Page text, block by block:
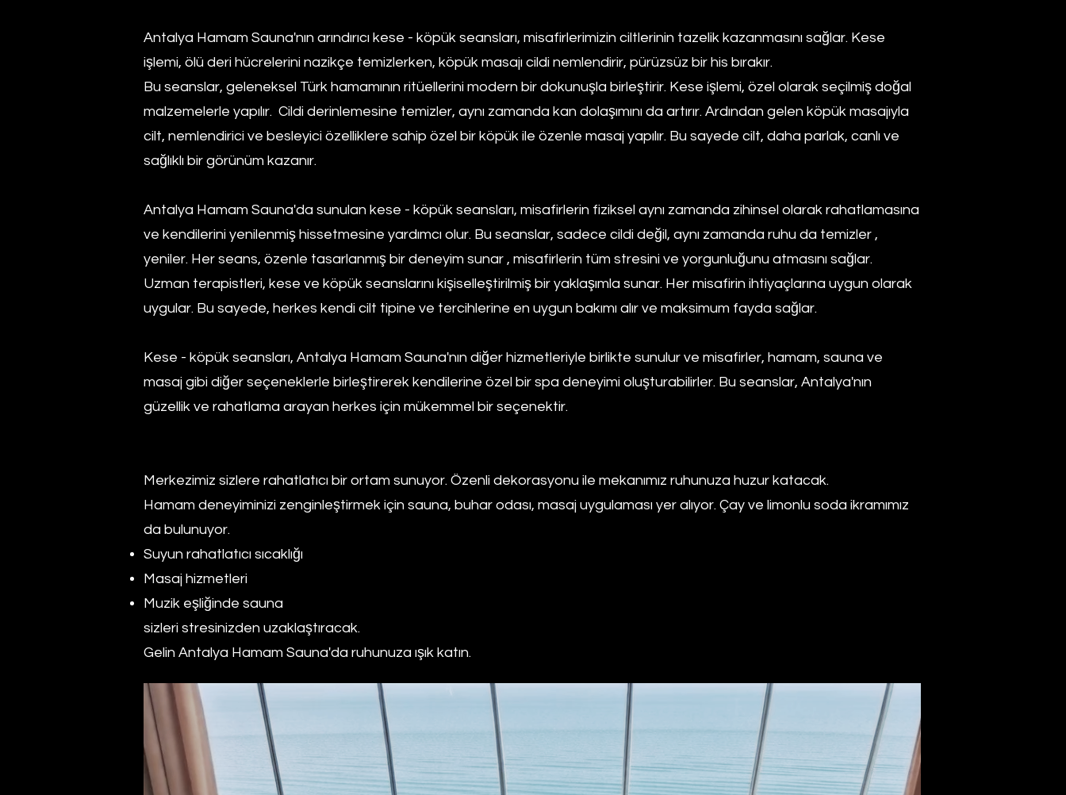
Antalya Hamam Sauna'nın arındırıcı kese - köpük seansları, misafirlerimizin ciltlerinin tazelik kazanmasını sağlar. Kese
işlemi, ölü deri hücrelerini nazikçe temizlerken, köpük masajı cildi nemlendirir, pürüzsüz bir his bırakır.
Bu seanslar, geleneksel Türk hamamının ritüellerini modern bir dokunuşla birleştirir. Kese işlemi, özel olarak seçilmiş doğal
malzemelerle yapılır. Cildi derinlemesine temizler, aynı zamanda kan dolaşımını da artırır. Ardından gelen köpük masajıyla
cilt, nemlendirici ve besleyici özelliklere sahip özel bir köpük ile özenle masaj yapılır. Bu sayede cilt, daha parlak, canlı ve
sağlıklı bir görünüm kazanır.
Antalya Hamam Sauna'da sunulan kese - köpük seansları, misafirlerin fiziksel aynı zamanda zihinsel olarak rahatlamasına
ve kendilerini yenilenmiş hissetmesine yardımcı olur. Bu seanslar, sadece cildi değil, aynı zamanda ruhu da temizler ,
yeniler. Her seans, özenle tasarlanmış bir deneyim sunar , misafirlerin tüm stresini ve yorgunluğunu atmasını sağlar.
Uzman terapistleri, kese ve köpük seanslarını kişiselleştirilmiş bir yaklaşımla sunar. Her misafirin ihtiyaçlarına uygun olarak
uygular. Bu sayede, herkes kendi cilt tipine ve tercihlerine en uygun bakımı alır ve maksimum fayda sağlar.
Kese - köpük seansları, Antalya Hamam Sauna'nın diğer hizmetleriyle birlikte sunulur ve misafirler, hamam, sauna ve
masaj gibi diğer seçeneklerle birleştirerek kendilerine özel bir spa deneyimi oluşturabilirler. Bu seanslar, Antalya'nın
güzellik ve rahatlama arayan herkes için mükemmel bir seçenektir.
Merkezimiz sizlere rahatlatıcı bir ortam sunuyor. Özenli dekorasyonu ile mekanımız ruhunuza huzur katacak.
Hamam deneyiminizi zenginleştirmek için sauna, buhar odası, masaj uygulaması yer alıyor. Çay ve limonlu soda ikramımız
da bulunuyor.
Suyun rahatlatıcı sıcaklığı
Masaj hizmetleri
Muzik eşliğinde sauna
sizleri stresinizden uzaklaştıracak.
Gelin Antalya Hamam Sauna'da ruhunuza ışık katın.